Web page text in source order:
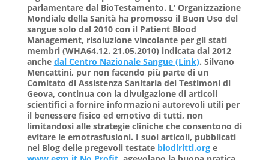
parlamentare dal BioTestamento. L’ Organizzazione
Mondiale della Sanità ha promosso il Buon Uso del
sangue solo dal 2010 con il Patient Blood
Management, risoluzione vincolante per gli stati
membri (WHA64.12. 21.05.2010) indicata dal 2012
anche dal Centro Nazionale Sangue (Link). Silvano
Mencattini, pur non facendo più parte di un
Comitato di Assistenza Sanitaria dei Testimoni di
Geova, continua con la divulgazione di articoli
scientifici a fornire informazioni autorevoli utili per
il benessere fisico ed emotivo di tutti, non
limitandosi alle strategie cliniche che consentono di
evitare le emotrasfusioni. I suoi articoli, pubblicati
nei Blog delle pregevoli testate biodiritti.org e